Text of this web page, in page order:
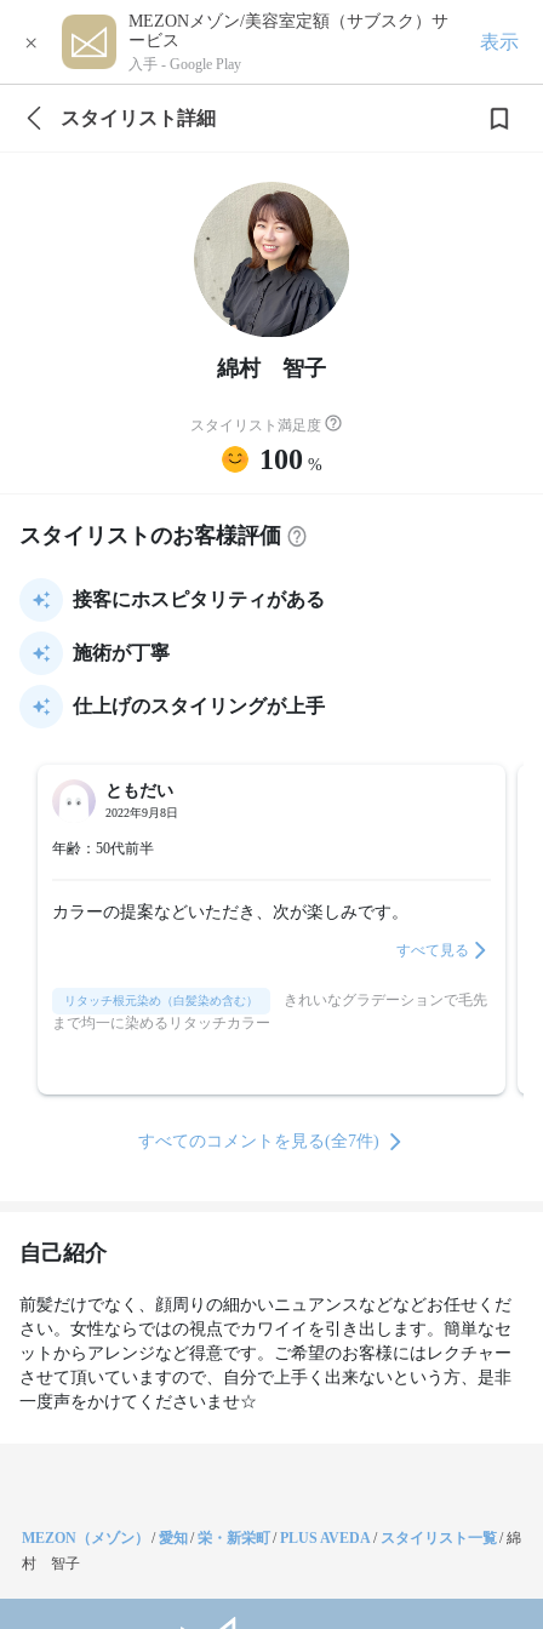
×
MEZONメゾン/美容室定額（サブスク）サ
ービス
入手 - Google Play
表示
スタイリスト詳細
綿村 智子
スタイリスト満足度
100 %
スタイリストのお客様評価
接客にホスピタリティがある
施術が丁寧
仕上げのスタイリングが上手
ともだい
2022年9月8日
年齢：50代前半
カラーの提案などいただき、次が楽しみです。
すべて見る
リタッチ根元染め（白髪染め含む）
まで均一に染めるリタッチカラー
すべてのコメントを見る(全7件)
自己紹介
前髪だけでなく、顔周りの細かいニュアンスなどなどお任せくだ
さい。女性ならではの視点でカワイイを引き出します。簡単なセ
ットからアレンジなど得意です。ご希望のお客様にはレクチャー
させて頂いていますので、自分で上手く出来ないという方、是非
一度声をかけてくださいませ☆
MEZON（メゾン） /愛知/栄・新栄町/PLUS AVEDA/ スタイリスト一覧/綿
村 智子